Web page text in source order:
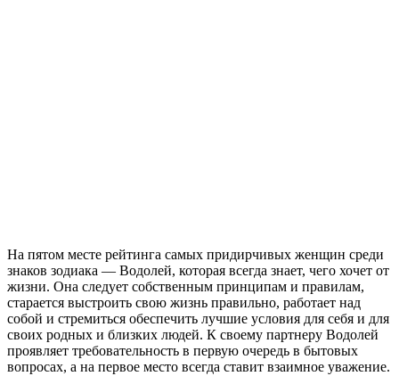
На пятом месте рейтинга самых придирчивых женщин среди
знаков зодиака — Водолей, которая всегда знает, чего хочет от
жизни. Она следует собственным принципам и правилам,
старается выстроить свою жизнь правильно, работает над
собой и стремиться обеспечить лучшие условия для себя и для
своих родных и близких людей. К своему партнеру Водолей
проявляет требовательность в первую очередь в бытовых
вопросах, а на первое место всегда ставит взаимное уважение.